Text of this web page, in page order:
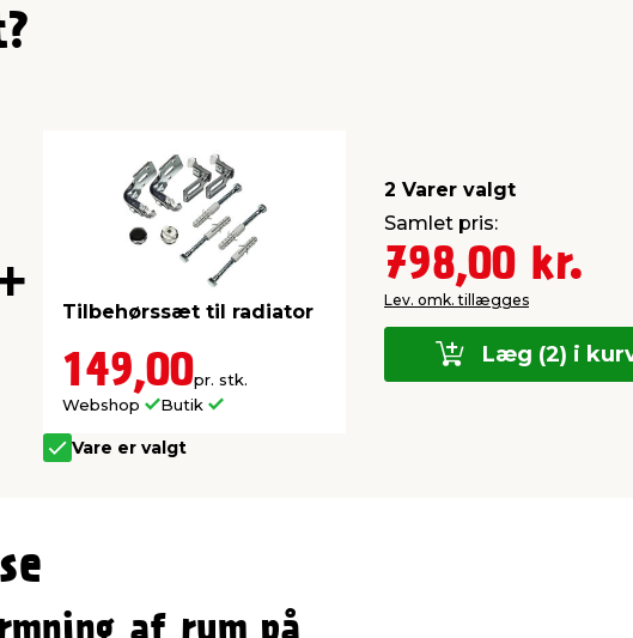
Tilbehørssæt til radiator
149,00pr. stk.
Webshop
Butik
Vare er valgt
2 Varer valgt
Samlet pris:
798,00 kr.
Lev. omk. tillægges
Læg (2) i
af rum på